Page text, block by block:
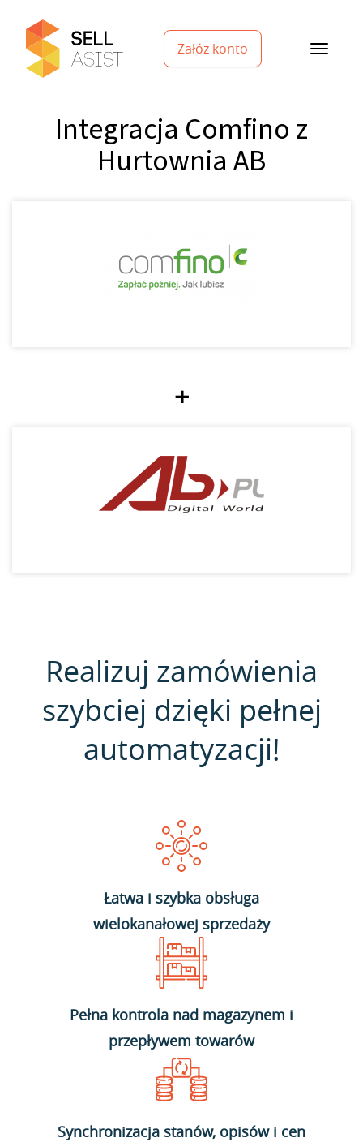
Załóż konto
Integracja Comfino z
Hurtownia AB
+
Realizuj zamówienia
szybciej dzięki pełnej
automatyzacji!
Łatwa i szybka obsługa
wielokanałowej sprzedaży
Pełna kontrola nad magazynem i
przepływem towarów
Synchronizacja stanów, opisów i cen